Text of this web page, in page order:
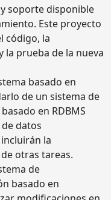
soporte disponible
Este proyecto
código, la
la prueba de la nueva
basado en
de un sistema de
en RDBMS
datos
la
otras tareas.
de
basado en